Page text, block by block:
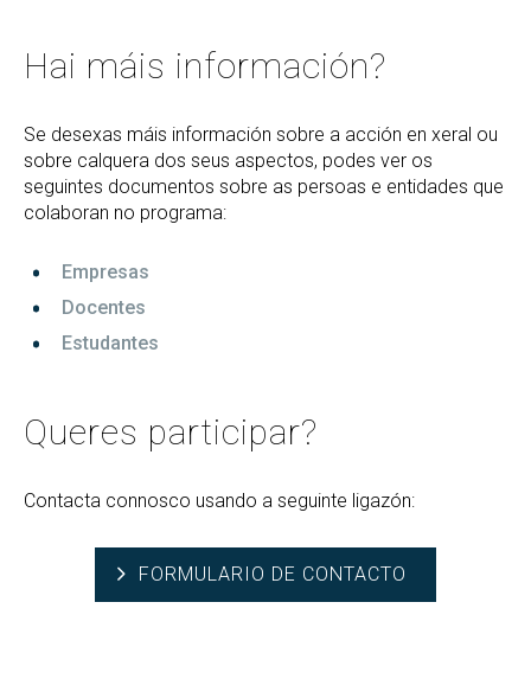
Hai máis información?
Se desexas máis información sobre a acción en xeral ou
sobre calquera dos seus aspectos, podes ver os
seguintes documentos sobre as persoas e entidades que
colaboran no programa:
Empresas
Docentes
Estudantes
Queres participar?
Contacta connosco usando a seguinte ligazón:
FORMULARIO DE CONTACTO